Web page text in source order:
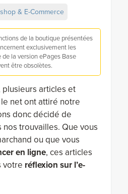
& E-Commerce
de la boutique présentées
exclusivement les
la version ePages Base
être obsolètes.
articles et
net ont attiré notre
donc décidé de
trouvailles. Que vous
ou que vous
en ligne, ces articles
votre réflexion sur l’e-